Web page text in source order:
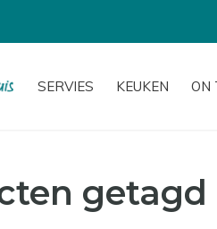
SERVIES KEUKEN ON